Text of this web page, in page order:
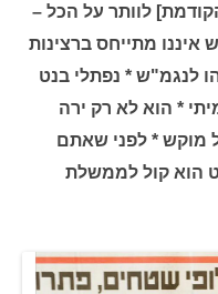
לוותר על הכל –
* איש איננו מתייחס ברצינות
לנגמ"ש * נפתלי בנט
* הוא לא רק ירה
מוקש * לפני שאתם
הוא קול לממשלת